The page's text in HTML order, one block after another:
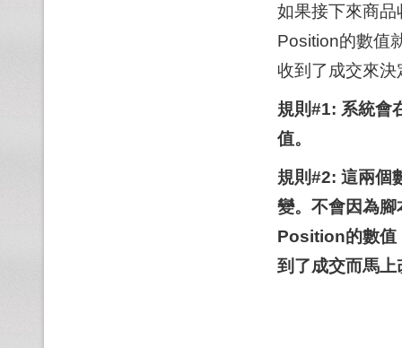
如果接下來商
Position的數值
收到了成交來
規則#1: 系統會
值。
規則#2: 這兩個
變。不會因為
Position的數值
到了成交而馬